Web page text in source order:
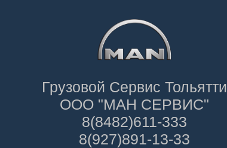
Грузовой Сервис Тольятти
ООО "МАН СЕРВИС"
8(8482)611-333
8(927)891-13-33